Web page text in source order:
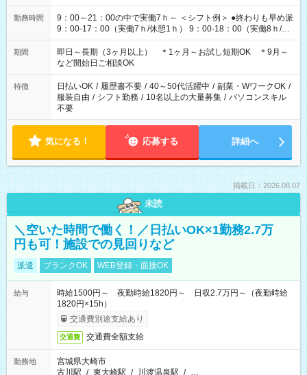
勤務時間
9：00～21：00の中で実働7ｈ～ ＜シフト例＞ ●終わりも早め派
9：00-17：00（実働7ｈ/休憩1ｈ） 9：00-18：00（実働8ｈ/休
憩1ｈ） 10：00-19：00（実働8ｈ/休憩1ｈ） ●朝ゆっくり派
11：00-20：00（実働8ｈ/休憩1ｈ） 12：00-20：00（実働7ｈ/
休憩1ｈ） 12：00-21：00（実働8ｈ/休憩1ｈ） 13：00-22：
00（実働8ｈ/休憩1ｈ） ＊時間帯固定OK
期間
即日～長期（3ヶ月以上） ＊1ヶ月～お試し短期OK ＊9月～
など開始日ご相談OK
特徴 日払いOK / 履歴書不要 / 40～50代活躍中 / 副業・WワークOK /
服装自由 / シフト勤務 / 10名以上の大量募集 / パソコンスキル
不要
気になる！ 応募する 詳細へ
掲載日：2026.08.07
未読
＼空いた時間で働く！／日払いOK×1勤務2.7万
円も可！施設での見回りなど
派遣 ブランクOK WEB登録・面接OK
給与
時給1500円～ 夜勤時給1820円～ 日収2.7万円～（夜勤時給
1820円×15h）
交通費別途支給あり
交通費 交通費全額支給
勤務地
宮城県大崎市
古川駅 / 東大崎駅 / 川渡温泉駅 / …